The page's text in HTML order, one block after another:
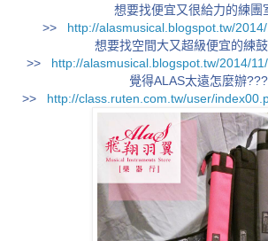
想要找便宜又很給力的練團
>> http://alasmusical.blogspot.tw/
想要找空間大又超級便宜的練
>> http://alasmusical.blogspot.tw/2014/
覺得ALAS太遠怎麼辦???
>> http://class.ruten.com.tw/user/